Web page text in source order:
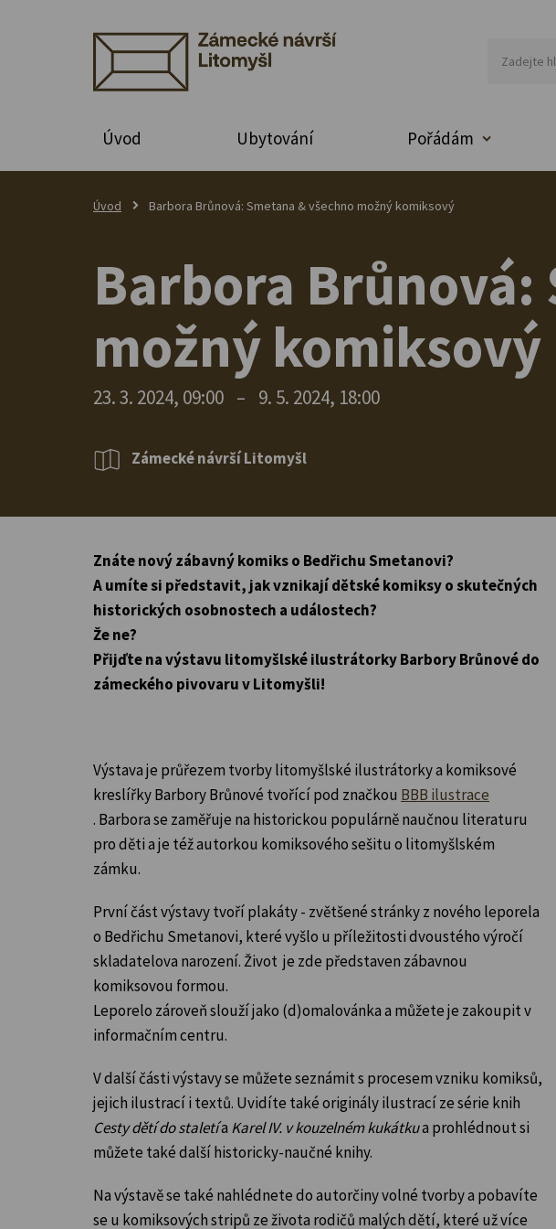
Úvod Ubytování Pořádám
Úvod Barbora Brůnová: Smetana & všechno možný komiksový
Barbora Brůnová:
možný komiksový
23. 3. 2024, 09:00 – 9. 5. 2024, 18:00
Zámecké návrší Litomyšl
Znáte nový zábavný komiks o Bedřichu Smetanovi?
A umíte si představit, jak vznikají dětské komiksy o skutečných
historických osobnostech a událostech?
Že ne?
Přijďte na výstavu litomyšlské ilustrátorky Barbory Brůnové do
zámeckého pivovaru v Litomyšli!
Výstava je průřezem tvorby litomyšlské ilustrátorky a komiksové
kreslířky Barbory Brůnové tvořící pod značkou BBB ilustrace
. Barbora se zaměřuje na historickou populárně naučnou literaturu
pro děti a je též autorkou komiksového sešitu o litomyšlském
zámku.
První část výstavy tvoří plakáty - zvětšené stránky z nového leporela
o Bedřichu Smetanovi, které vyšlo u příležitosti dvoustého výročí
skladatelova narození. Život je zde představen zábavnou
komiksovou formou.
Leporelo zároveň slouží jako (d)omalovánka a můžete je zakoupit v
informačním centru.
V další části výstavy se můžete seznámit s procesem vzniku komiksů,
jejich ilustrací i textů. Uvidíte také originály ilustrací ze série knih
Cesty dětí do staletía Karel IV. v kouzelném kukátkua prohlédnout si
můžete také další historicky-naučné knihy.
Na výstavě se také nahlédnete do autorčiny volné tvorby a pobavíte
se u komiksových stripů ze života rodičů malých dětí, které už více